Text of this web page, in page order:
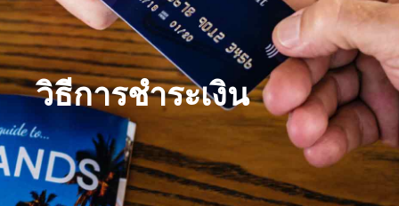
วิธีการชำระเงิน